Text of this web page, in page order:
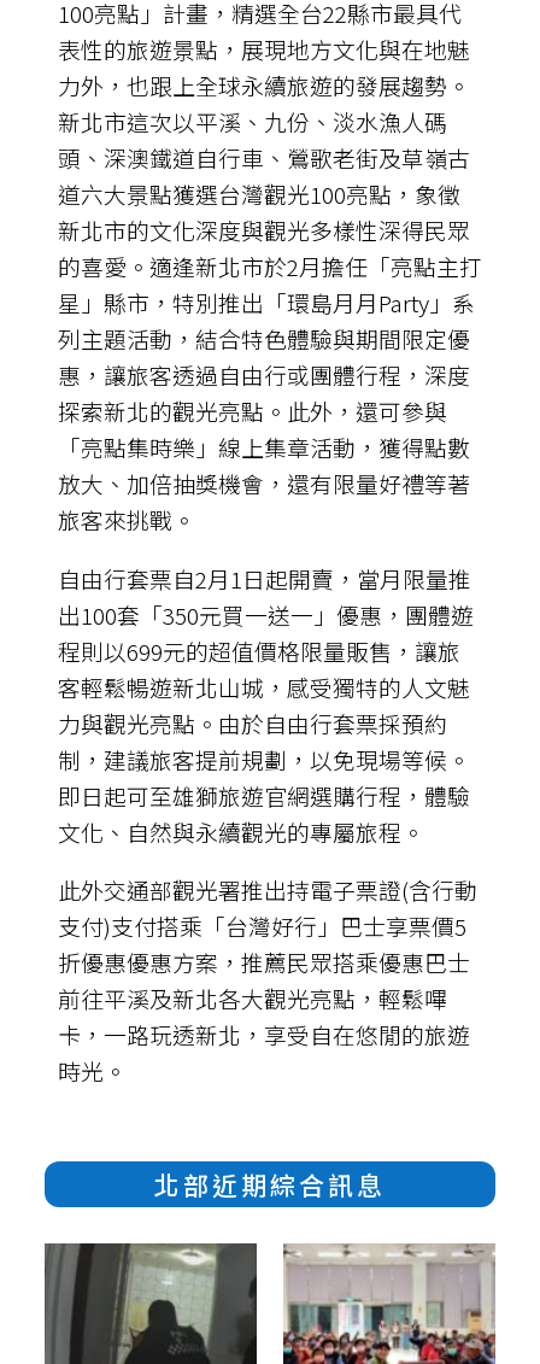
100亮點」計畫，精選全台22縣市最具代
表性的旅遊景點，展現地方文化與在地魅
力外，也跟上全球永續旅遊的發展趨勢。
新北市這次以平溪、九份、淡水漁人碼
頭、深澳鐵道自行車、鶯歌老街及草嶺古
道六大景點獲選台灣觀光100亮點，象徵
新北市的文化深度與觀光多樣性深得民眾
的喜愛。適逢新北市於2月擔任「亮點主打
星」縣市，特別推出「環島月月Party」系
列主題活動，結合特色體驗與期間限定優
惠，讓旅客透過自由行或團體行程，深度
探索新北的觀光亮點。此外，還可參與
「亮點集時樂」線上集章活動，獲得點數
放大、加倍抽獎機會，還有限量好禮等著
旅客來挑戰。
自由行套票自2月1日起開賣，當月限量推
出100套「350元買一送一」優惠，團體遊
程則以699元的超值價格限量販售，讓旅
客輕鬆暢遊新北山城，感受獨特的人文魅
力與觀光亮點。由於自由行套票採預約
制，建議旅客提前規劃，以免現場等候。
即日起可至雄獅旅遊官網選購行程，體驗
文化、自然與永續觀光的專屬旅程。
此外交通部觀光署推出持電子票證(含行動
支付)支付搭乘「台灣好行」巴士享票價5
折優惠優惠方案，推薦民眾搭乘優惠巴士
前往平溪及新北各大觀光亮點，輕鬆嗶
卡，一路玩透新北，享受自在悠閒的旅遊
時光。
北部近期綜合訊息